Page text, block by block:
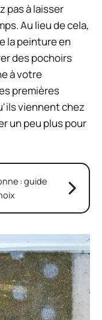
pas à laisser
Au lieu de cela,
la peinture en
des pochoirs
à votre
premières
viennent chez
un peu plus pour
: guide